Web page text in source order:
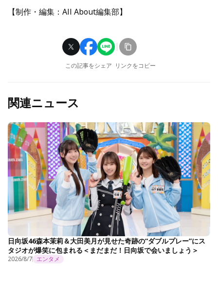
【制作・編集：All About編集部】
この記事をシェア リンクをコピー
関連ニュース
日向坂46森本茉莉＆大田美月が見せた奇跡の“ダブルプレー”にス
タジオが爆笑に包まれる＜まだまだ！日向坂で会いましょう＞
2026/8/7 エンタメ